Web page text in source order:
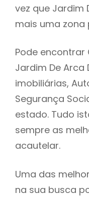
vez que Jardim
mais uma zona
Pode encontrar
Jardim De Arca
imobiliárias,
Segurança
estado. Tudo
sempre as
acautelar.
Uma das
na sua busca